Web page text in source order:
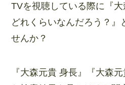
TVを視聴している際に『
どれくらいなんだろう？』
せんか？
『大森元貴 身長』『大森